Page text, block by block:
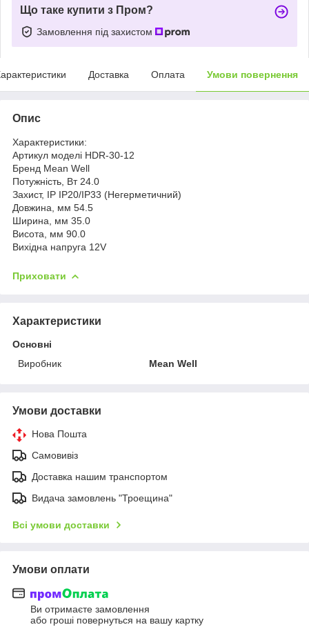
Що таке купити з Пром?
Замовлення під захистом
Доставка Оплата Умови повернення
Опис
Характеристики:
Артикул моделі HDR-30-12
Бренд Mean Well
Потужність, Вт 24.0
Захист, IP IP20/IP33 (Негерметичний)
Довжина, мм 54.5
Ширина, мм 35.0
Висота, мм 90.0
Вихідна напруга 12V
Приховати
Характеристики
Основні
Виробник
Mean Well
Умови доставки
Нова Пошта
Самовивіз
Доставка нашим транспортом
Видача замовлень "Троещина"
Всі умови доставки
Умови оплати
Ви отримаєте замовлення
або гроші повернуться на вашу картку